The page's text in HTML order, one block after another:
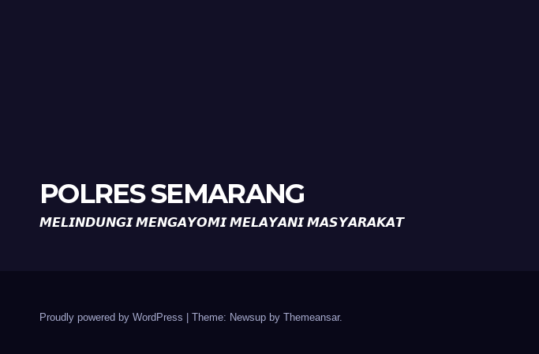
POLRES SEMARANG
𝙈𝙀𝙇𝙄𝙉𝘿𝙐𝙉𝙂𝙄 𝙈𝙀𝙉𝙂𝘼𝙔𝙊𝙈𝙄 𝙈𝙀𝙇𝘼𝙔𝘼𝙉𝙄 𝙈𝘼𝙎𝙔𝘼𝙍𝘼𝙆𝘼𝙏
Proudly powered by WordPress Theme: Newsup by Themeansar.